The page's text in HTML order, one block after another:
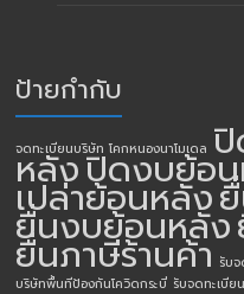
ป้ายกำกับ
จดทะเบียนบริษัท โคกหนองนาโมเดล
หลังปิดงบย้อ
เปล่าย้อนหลัง
ยื่นงบย้อนหลัง
ยื่นภาษีร้านค้า รับ
บริษัทพื้นทีป้องกันโควิดกระบี่ รับจดทะเบี